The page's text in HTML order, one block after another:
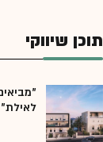
תוכן שיווקי
לאילת"